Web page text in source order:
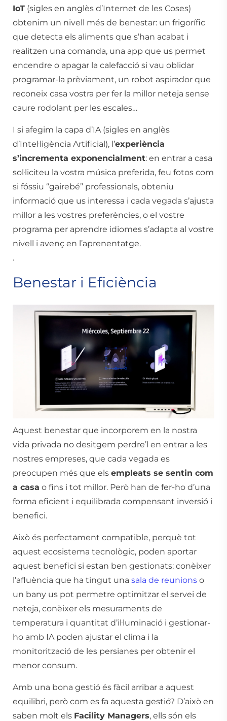
IoT (sigles en anglès d’Internet de les Coses)
obtenim un nivell més de benestar: un frigorífic
que detecta els aliments que s’han acabat i
realitzen una comanda, una app que us permet
encendre o apagar la calefacció si vau oblidar
programar-la prèviament, un robot aspirador que
reconeix casa vostra per fer la millor neteja sense
caure rodolant per les escales…
I si afegim la capa d’IA (sigles en anglès
d’Intel·ligència Artificial), l’experiència
s’incrementa exponencialment: en entrar a casa
sol·liciteu la vostra música preferida, feu fotos com
si fóssiu “gairebé” professionals, obteniu
informació que us interessa i cada vegada s’ajusta
millor a les vostres preferències, o el vostre
programa per aprendre idiomes s’adapta al vostre
nivell i avenç en l’aprenentatge.
.
Benestar i Eficiència
Aquest benestar que incorporem en la nostra
vida privada no desitgem perdre’l en entrar a les
nostres empreses, que cada vegada es
preocupen més que els empleats se sentin com
a casa o fins i tot millor. Però han de fer-ho d’una
forma eficient i equilibrada compensant inversió i
benefici.
Això és perfectament compatible, perquè tot
aquest ecosistema tecnològic, poden aportar
aquest benefici si estan ben gestionats: conèixer
l’afluència que ha tingut una sala de reunions o
un bany us pot permetre optimitzar el servei de
neteja, conèixer els mesuraments de
temperatura i quantitat d’il·luminació i gestionar-
ho amb IA poden ajustar el clima i la
monitorització de les persianes per obtenir el
menor consum.
Amb una bona gestió és fàcil arribar a aquest
equilibri, però com es fa aquesta gestió? D’això en
saben molt els Facility Managers, ells són els